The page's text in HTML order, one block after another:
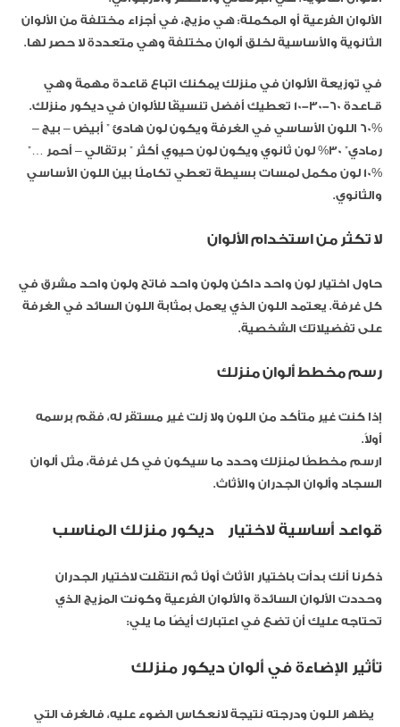
الألوان الفرعية أو المكملة: هي مزيج، في أجزاء مختلفة من الألوان
الثانوية والأساسية لخلق ألوان مختلفة وهي متعددة لا حصر لها.
في توزيعة الألوان في منزلك يمكنك اتباع قاعدة مهمة وهي
قـاعدة 60-30-10 تعطيك أفضل تنسيقًا للألوان في ديكور منزلك.
60% اللون الأساسي في الغرفة ويكون لون هادئ ” أبيض – بيج –
رمادي” 30% لون ثانوي ويكون لون حيوي أكثر ” برتقالي – أحمر …”
10% لون مكمل لمسات بسيطة تعطي تكاملًا بين اللون الأساسي
والثانوي.
لا تكثر من استخدام الألوان
حاول اختيار لون واحد داكن ولون واحد فاتح ولون واحد مشرق في
كل غرفة. يعتمد اللون الذي يعمل بمثابة اللون السائد في الغرفة
على تفضيلاتك الشخصية.
رسم مخطط ألوان منزلك
إذا كنت غير متأكد من اللون ولا زلت غير مستقر له، فقم برسمه
أولاً.
ارسم مخططًا لمنزلك وحدد ما سيكون في كل غرفة، مثل ألوان
السجاد وألوان الجدران والأثاث.
قواعد أساسية لاختيار ديكور منزلك المناسب
ذكرنا أنك بدأت باختيار الأثاث أولًا ثم انتقلت لاختيار الجدران
وحددت الألوان السائدة والألوان الفرعية وكونت المزيج الذي
تحتاجه عليك أن تضع في اعتبارك أيضًا ما يلي:
تأثير الإضاءة في ألوان ديكور منزلك
يظهر اللون ودرجته نتيجة لانعكاس الضوء عليه، فالغرف التي